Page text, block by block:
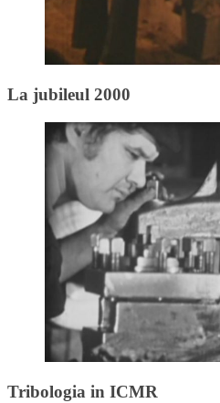
La jubileul 2000
Tribologia in ICMR